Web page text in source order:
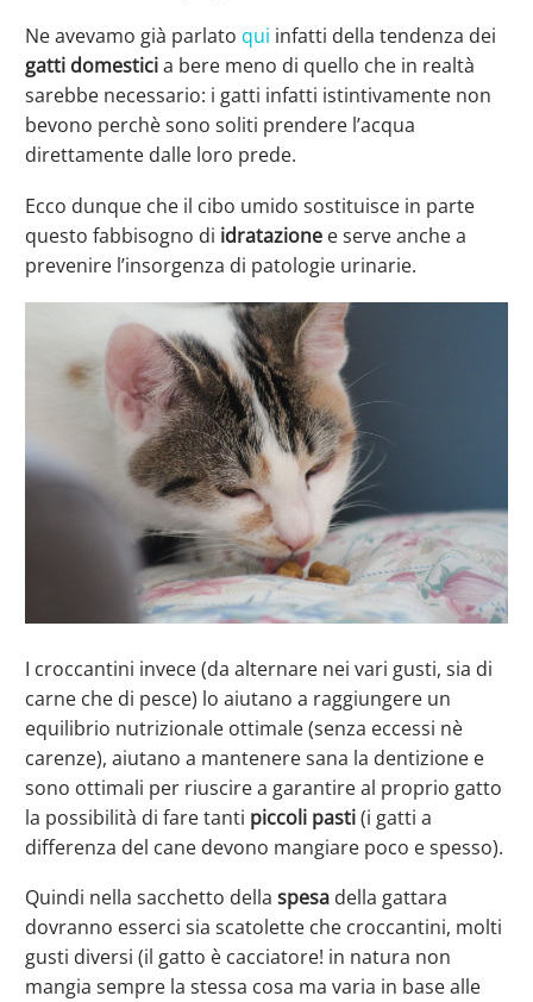
Ne avevamo già parlato qui infatti della tendenza dei
gatti domesticia bere meno di quello che in realtà
sarebbe necessario: i gatti infatti istintivamente non
bevono perchè sono soliti prendere l’acqua
direttamente dalle loro prede.
Ecco dunque che il cibo umido sostituisce in parte
questo fabbisogno di idratazione e serve anche a
prevenire l’insorgenza di patologie urinarie.
I croccantini invece (da alternare nei vari gusti, sia di
carne che di pesce) lo aiutano a raggiungere un
equilibrio nutrizionale ottimale (senza eccessi nè
carenze), aiutano a mantenere sana la dentizione e
sono ottimali per riuscire a garantire al proprio gatto
la possibilità di fare tanti piccoli pasti(i gatti a
differenza del cane devono mangiare poco e spesso).
Quindi nella sacchetto della spesa della gattara
dovranno esserci sia scatolette che croccantini, molti
gusti diversi (il gatto è cacciatore! in natura non
mangia sempre la stessa cosa ma varia in base alle